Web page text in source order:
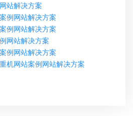
站解决方案
例网站解决方案
例网站解决方案
网站解决方案
例网站解决方案
机网站案例网站解决方案